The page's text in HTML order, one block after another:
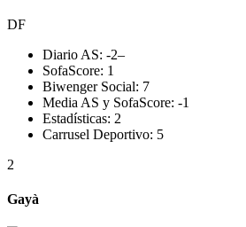
DF
Diario AS: -2–
SofaScore: 1
Biwenger Social: 7
Media AS y SofaScore: -1
Estadísticas: 2
Carrusel Deportivo: 5
2
Gayà